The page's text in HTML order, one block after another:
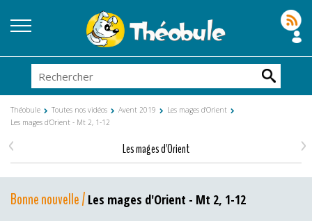
Théobule Toutes nos vidéos Avent 2019
Les mages d'Orient
Les mages d'Orient - Mt 2, 1-12
Les mages d'Orient
< >
Bonne nouvelle / Les mages d'Orient - Mt 2, 1-12